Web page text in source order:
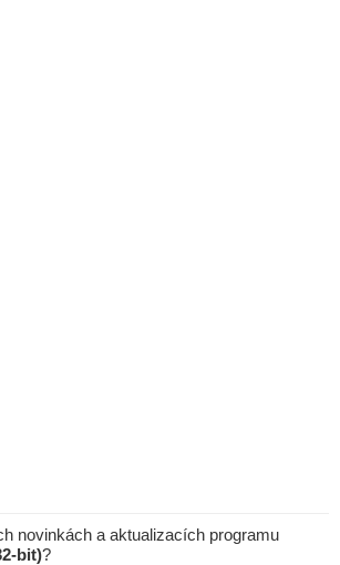
novinkách a aktualizacích programu
bit)?